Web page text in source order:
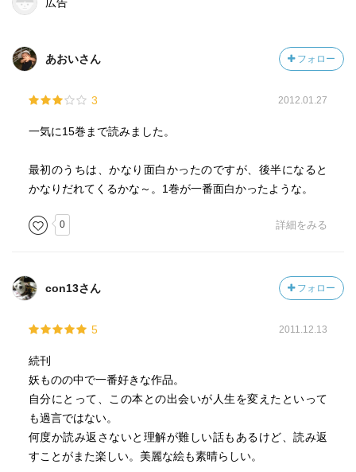
あおいさん フォロー
3 2012.01.27
一気に15巻まで読みました。
最初のうちは、かなり面白かったのですが、後半になると
かなりだれてくるかな～。1巻が一番面白かったような。
0 詳細をみる
con13さん フォロー
5 2011.12.13
続刊
妖ものの中で一番好きな作品。
自分にとって、この本との出会いが人生を変えたといって
も過言ではない。
何度か読み返さないと理解が難しい話もあるけど、読み返
すことがまた楽しい。美麗な絵も素晴らしい。